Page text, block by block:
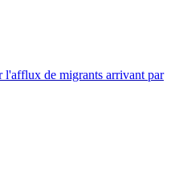
l'afflux de migrants arrivant par